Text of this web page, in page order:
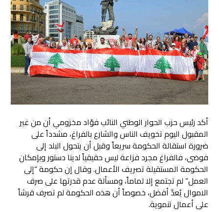
أكد رئيس حزب الحوار الوطني النائب فؤاد مخزومي أن من غير
المقبول اليوم تخويف الناس والشارع بالفراغ، مشدداً على
ضرورة استقالة الحكومة سريعاً وقبل أن يتحول البلد إلى
فوضى، فالفراغ مجرد فزاعة ليس حقيقياً لدينا دستور وبإمكان
الحكومة المستقيلة تصريف الأعمال. وقال إن حكومة “إلى
العمل” لم تجتمع إلا لماماً، ومسألة عدم قدرتها على صرف
الاموال يُعدّ أفضل، خصوصاً أن هذه الحكومة لم تصرف قرشاً
على أعمال تنموية.